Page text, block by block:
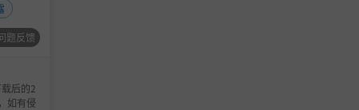
题反馈
后的2
如有侵